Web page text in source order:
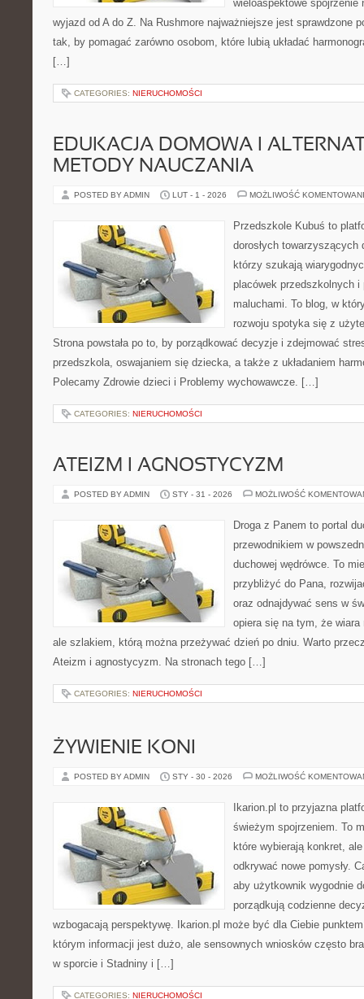
wieloaspektowe spojrzenie
wyjazd od A do Z. Na Rushmore najważniejsze jest sprawdzone
tak, by pomagać zarówno osobom, które lubią układać
[…]
CATEGORIES: NIERUCHOMOŚCI
EDUKACJA DOMOWA I
METODY NAUCZANIA
POSTED BY ADMIN LUT - 1 - 2026 MOŻLIWOŚĆ
Przedszkole Kubuś to
dorosłych
którzy szukają
placówek przedszkolnych i
maluchami. To blog, w
rozwoju spotyka się z
Strona powstała po to, by porządkować decyzje i zdejmować
przedszkola, oswajaniem się dziecka, a także z układaniem
Polecamy Zdrowie dzieci i Problemy wychowawcze. […]
CATEGORIES: NIERUCHOMOŚCI
ATEIZM I AGNOSTYCYZM
POSTED BY ADMIN STY - 31 - 2026 MOŻLIWOŚĆ
Droga z Panem to portal
przewodnikiem w
duchowej wędrówce. To
przybliżyć do Pana,
oraz odnajdywać sens w
opiera się na tym, że
ale szlakiem, którą można przeżywać dzień po dniu. Warto
Ateizm i agnostycyzm. Na stronach tego […]
CATEGORIES: NIERUCHOMOŚCI
ŻYWIENIE KONI
POSTED BY ADMIN STY - 30 - 2026 MOŻLIWOŚĆ
Ikarion.pl to przyjazna
świeżym spojrzeniem. To
które wybierają konkret,
odkrywać nowe pomysły.
aby użytkownik wygodnie
porządkują codzienne
wzbogacają perspektywę. Ikarion.pl może być dla Ciebie
którym informacji jest dużo, ale sensownych wniosków często
w sporcie i Stadniny i […]
CATEGORIES: NIERUCHOMOŚCI